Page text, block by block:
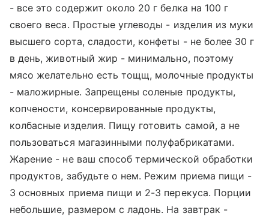
- все это содержит около 20 г белка на 100 г
своего веса. Простые углеводы - изделия из муки
высшего сорта, сладости, конфеты - не более 30 г
в день, животный жир - минимально, поэтому
мясо желательно есть тощщ, молочные продукты
- маложирные. Запрещены соленые продукты,
копчености, консервированные продукты,
колбасные изделия. Пищу готовить самой, а не
пользоваться магазинными полуфабрикатами.
Жарение - не ваш способ термической обработки
продуктов, забудьте о нем. Режим приема пищи -
3 основных приема пищи и 2-3 перекуса. Порции
небольшие, размером с ладонь. На завтрак -